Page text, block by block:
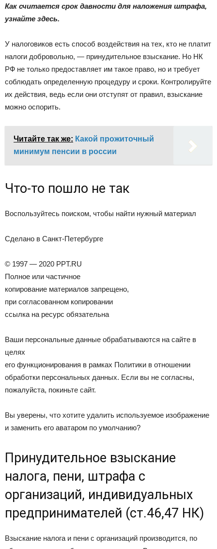
Как считается срок давности для наложения штрафа,
узнайте здесь.
У налоговиков есть способ воздействия на тех, кто не платит
налоги добровольно, — принудительное взыскание. Но НК
РФ не только предоставляет им такое право, но и требует
соблюдать определенную процедуру и сроки. Контролируйте
их действия, ведь если они отступят от правил, взыскание
можно оспорить.
Читайте так же: Какой прожиточный
минимум пенсии в россии
Что-то пошло не так
Воспользуйтесь поиском, чтобы найти нужный материал
Сделано в Санкт-Петербурге
© 1997 — 2020 PPT.RU
Полное или частичное
копирование материалов запрещено,
при согласованном копировании
ссылка на ресурс обязательна
Ваши персональные данные обрабатываются на сайте в
целях
его функционирования в рамках Политики в отношении
обработки персональных данных. Если вы не согласны,
пожалуйста, покиньте сайт.
Вы уверены, что хотите удалить используемое изображение
и заменить его аватаром по умолчанию?
Принудительное взыскание
налога, пени, штрафа с
организаций, индивидуальных
предпринимателей (ст.46,47 НК)
Взыскание налога и пени с организаций производится, по